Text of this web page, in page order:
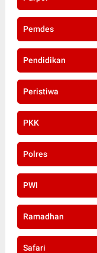
Pemdes
Pendidikan
Peristiwa
PKK
Polres
PWI
Ramadhan
Safari